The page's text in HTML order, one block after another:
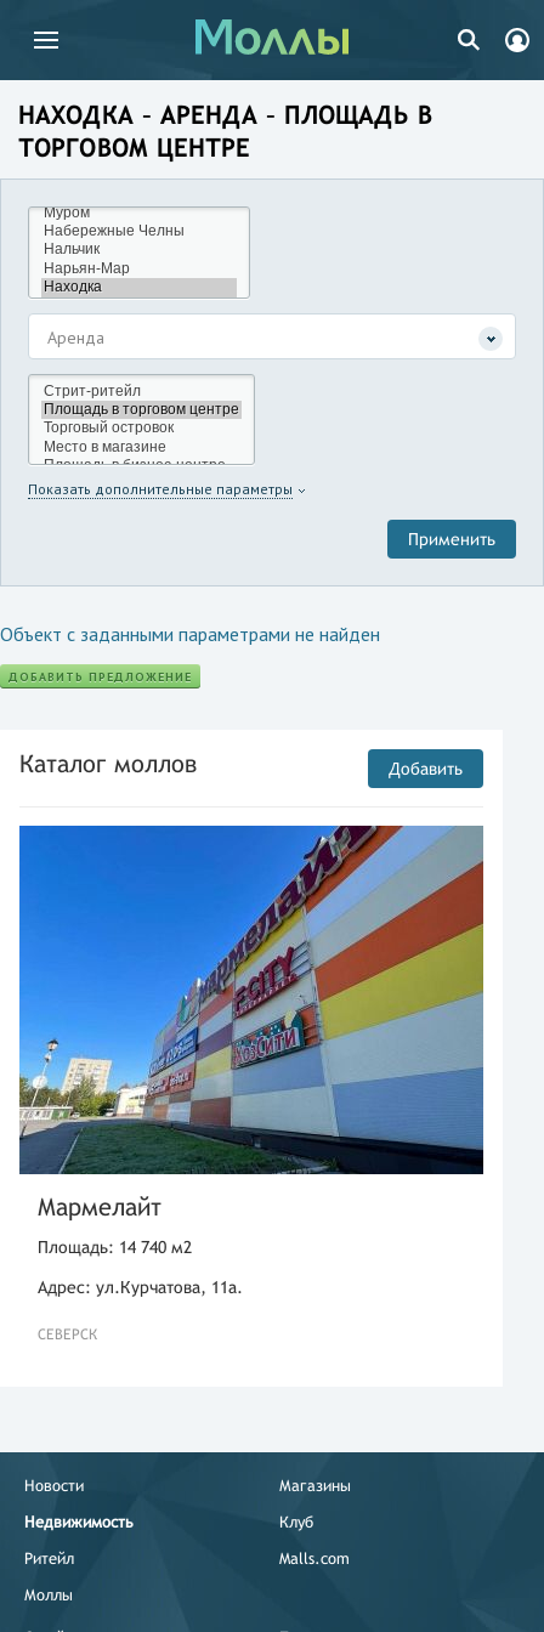
НАХОДКА – АРЕНДА – ПЛОЩАДЬ В
ТОРГОВОМ ЦЕНТРЕ
Аренда
Показать дополнительные параметры
Объект с заданными параметрами не найден
ДОБАВИТЬ ПРЕДЛОЖЕНИЕ
Каталог моллов Добавить
Мармелайт
Площадь: 14 740 м2
Адрес: ул.Курчатова, 11а.
СЕВЕРСК
Новости
Недвижимость
Ритейл
Моллы
Магазины
Клуб
Malls.com